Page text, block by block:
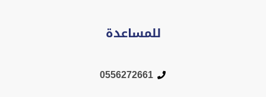
للمساعدة
0556272661